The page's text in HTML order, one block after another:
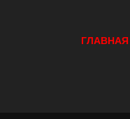
ГЛАВНАЯ